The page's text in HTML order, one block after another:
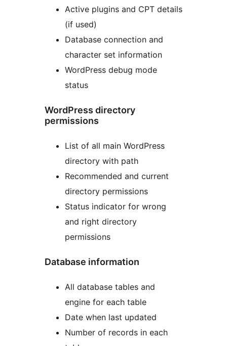
Active plugins and CPT details
(if used)
Database connection and
character set information
WordPress debug mode
status
WordPress directory
permissions
List of all main WordPress
directory with path
Recommended and current
directory permissions
Status indicator for wrong
and right directory
permissions
Database information
All database tables and
engine for each table
Date when last updated
Number of records in each